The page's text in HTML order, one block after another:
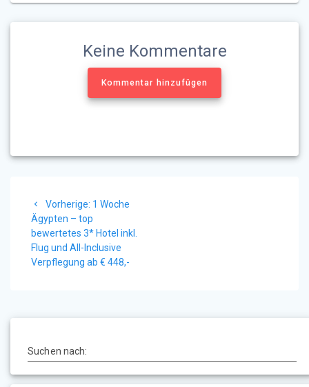
Keine Kommentare
Kommentar hinzufügen
Vorherige: Vorheriger
Beitrag:
1 Woche
Ägypten – top
bewertetes 3* Hotel inkl.
Flug und All-Inclusive
Verpflegung ab € 448,-
Suchen nach: